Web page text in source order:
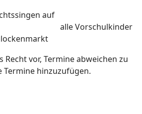
auf
alle Vorschulkinder
vor, Termine abweichen zu
Termine hinzuzufügen.